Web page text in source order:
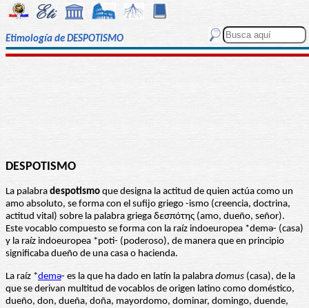
Etimología de DESPOTISMO
DESPOTISMO
La palabra despotismo que designa la actitud de quien actúa como un
amo absoluto, se forma con el sufijo griego -ismo (creencia, doctrina,
actitud vital) sobre la palabra griega δεσπότης (amo, dueño, señor).
Este vocablo compuesto se forma con la raíz indoeuropea *demə- (casa)
y la raíz indoeuropea *poti- (poderoso), de manera que en principio
significaba dueño de una casa o hacienda.
La raíz *demə- es la que ha dado en latín la palabra domus (casa), de la
que se derivan multitud de vocablos de origen latino como doméstico,
dueño, don, dueña, doña, mayordomo, dominar, domingo, duende,